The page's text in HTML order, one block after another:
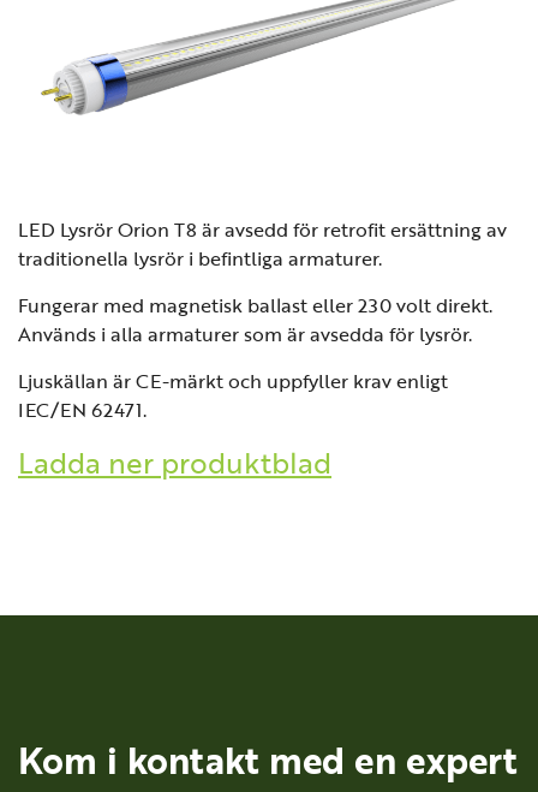
LED Lysrör Orion T8 är avsedd för retrofit ersättning av
traditionella lysrör i befintliga armaturer.
Fungerar med magnetisk ballast eller 230 volt direkt.
Används i alla armaturer som är avsedda för lysrör.
Ljuskällan är CE-märkt och uppfyller krav enligt
IEC/EN 62471.
Ladda ner produktblad
Kom i kontakt med en expert